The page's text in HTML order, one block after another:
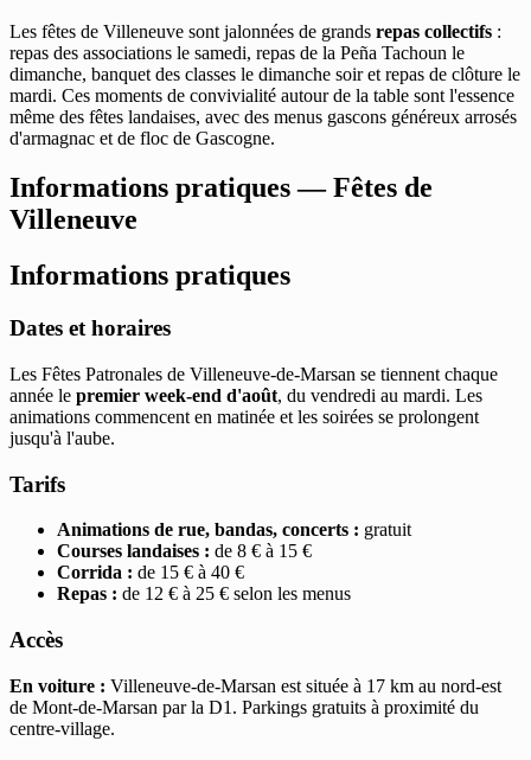
Les fêtes de Villeneuve sont jalonnées de grands repas collectifs :
repas des associations le samedi, repas de la Peña Tachoun le
dimanche, banquet des classes le dimanche soir et repas de clôture le
mardi. Ces moments de convivialité autour de la table sont l'essence
même des fêtes landaises, avec des menus gascons généreux arrosés
d'armagnac et de floc de Gascogne.
Informations pratiques — Fêtes de
Villeneuve
Informations pratiques
Dates et horaires
Les Fêtes Patronales de Villeneuve-de-Marsan se tiennent chaque
année le premier week-end d'août, du vendredi au mardi. Les
animations commencent en matinée et les soirées se prolongent
jusqu'à l'aube.
Tarifs
Animations de rue, bandas, concerts : gratuit
Courses landaises : de 8 € à 15 €
Corrida : de 15 € à 40 €
Repas : de 12 € à 25 € selon les menus
Accès
En voiture : Villeneuve-de-Marsan est située à 17 km au nord-est
de Mont-de-Marsan par la D1. Parkings gratuits à proximité du
centre-village.